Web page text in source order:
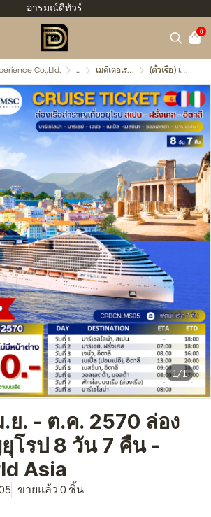
อารมณ์ดีทัวร์
0
Co.,Ltd. ... เมดิเตอเรเนี่ยน อิตาลี ฝรั่งเศส สเปน (ตั๋วเรือ) เม.ย. - ต.ค. 2570 ล่องเรือสำราญยุโรป 8 วัน 7 คืน - MSC World Asia
1/1
.ย. - ต.ค. 2570 ล่อง
โรป 8 วัน 7 คืน -
Asia
ขายแล้ว 0 ชิ้น